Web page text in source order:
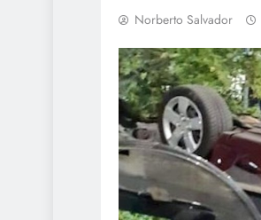
Norberto Salvador